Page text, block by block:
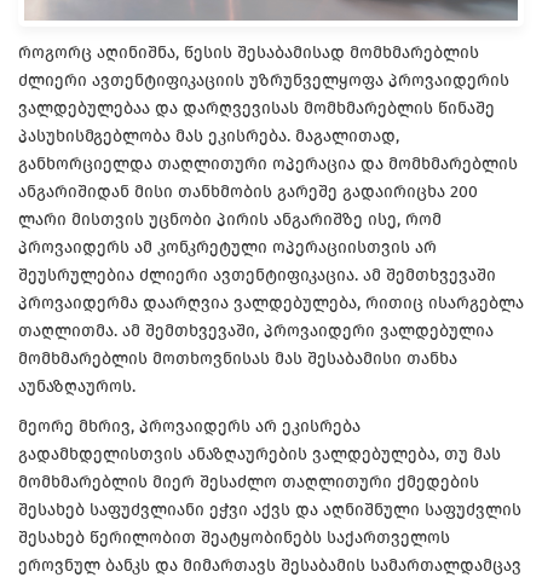
როგორც აღინიშნა, წესის შესაბამისად მომხმარებლის
ძლიერი ავთენტიფიკაციის უზრუნველყოფა პროვაიდერის
ვალდებულებაა და დარღვევისას მომხმარებლის წინაშე
პასუხისმგებლობა მას ეკისრება. მაგალითად,
განხორციელდა თაღლითური ოპერაცია და მომხმარებლის
ანგარიშიდან მისი თანხმობის გარეშე გადაირიცხა 200
ლარი მისთვის უცნობი პირის ანგარიშზე ისე, რომ
პროვაიდერს ამ კონკრეტული ოპერაციისთვის არ
შეუსრულებია ძლიერი ავთენტიფიკაცია. ამ შემთხვევაში
პროვაიდერმა დაარღვია ვალდებულება, რითიც ისარგებლა
თაღლითმა. ამ შემთხვევაში, პროვაიდერი ვალდებულია
მომხმარებლის მოთხოვნისას მას შესაბამისი თანხა
აუნაზღაუროს.
მეორე მხრივ, პროვაიდერს არ ეკისრება
გადამხდელისთვის ანაზღაურების ვალდებულება, თუ მას
მომხმარებლის მიერ შესაძლო თაღლითური ქმედების
შესახებ საფუძვლიანი ეჭვი აქვს და აღნიშნული საფუძვლის
შესახებ წერილობით შეატყობინებს საქართველოს
ეროვნულ ბანკს და მიმართავს შესაბამის სამართალდამცავ